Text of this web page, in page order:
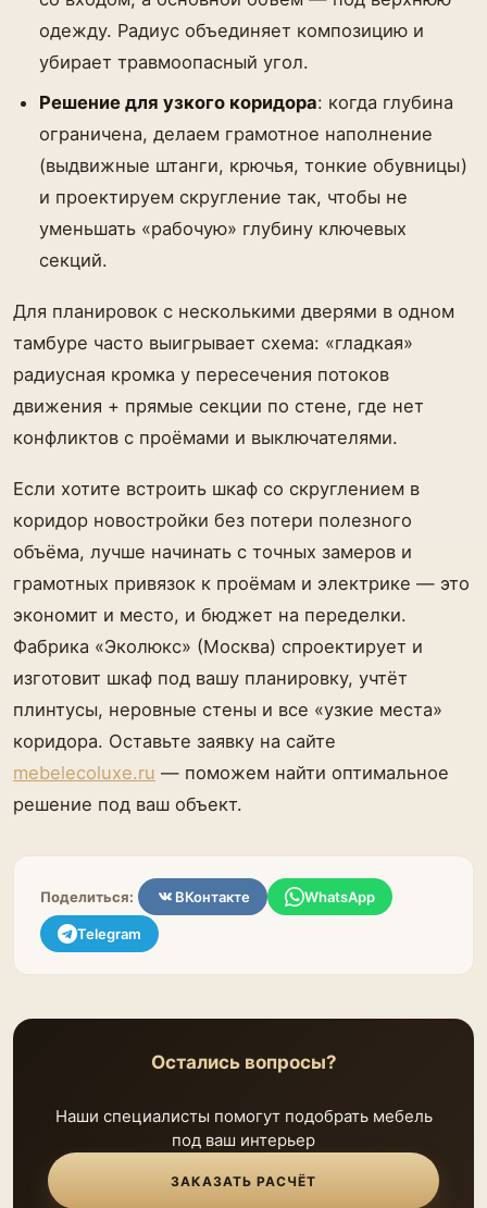
одежду. Радиус объединяет композицию и
убирает травмоопасный угол.
Решение для узкого коридора: когда глубина
ограничена, делаем грамотное наполнение
(выдвижные штанги, крючья, тонкие обувницы)
и проектируем скругление так, чтобы не
уменьшать «рабочую» глубину ключевых
секций.
Для планировок с несколькими дверями в одном
тамбуре часто выигрывает схема: «гладкая»
радиусная кромка у пересечения потоков
движения + прямые секции по стене, где нет
конфликтов с проёмами и выключателями.
Если хотите встроить шкаф со скруглением в
коридор новостройки без потери полезного
объёма, лучше начинать с точных замеров и
грамотных привязок к проёмам и электрике — это
экономит и место, и бюджет на переделки.
Фабрика «Эколюкс» (Москва) спроектирует и
изготовит шкаф под вашу планировку, учтёт
плинтусы, неровные стены и все «узкие места»
коридора. Оставьте заявку на сайте
mebelecoluxe.ru — поможем найти оптимальное
решение под ваш объект.
Поделиться: ВКонтакте WhatsApp
Telegram
Остались вопросы?
Наши специалисты помогут подобрать мебель
под ваш интерьер
ЗАКАЗАТЬ РАСЧЁТ